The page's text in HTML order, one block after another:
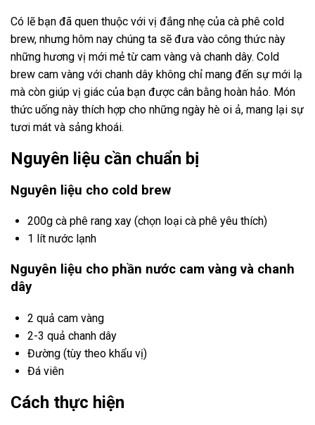
Có lẽ bạn đã quen thuộc với vị đắng nhẹ của cà phê cold
brew, nhưng hôm nay chúng ta sẽ đưa vào công thức này
những hương vị mới mẻ từ cam vàng và chanh dây. Cold
brew cam vàng với chanh dây không chỉ mang đến sự mới lạ
mà còn giúp vị giác của bạn được cân bằng hoàn hảo. Món
thức uống này thích hợp cho những ngày hè oi ả, mang lại sự
tươi mát và sảng khoái.
Nguyên liệu cần chuẩn bị
Nguyên liệu cho cold brew
200g cà phê rang xay (chọn loại cà phê yêu thích)
1 lít nước lạnh
Nguyên liệu cho phần nước cam vàng và chanh
dây
2 quả cam vàng
2-3 quả chanh dây
Đường (tùy theo khẩu vị)
Đá viên
Cách thực hiện